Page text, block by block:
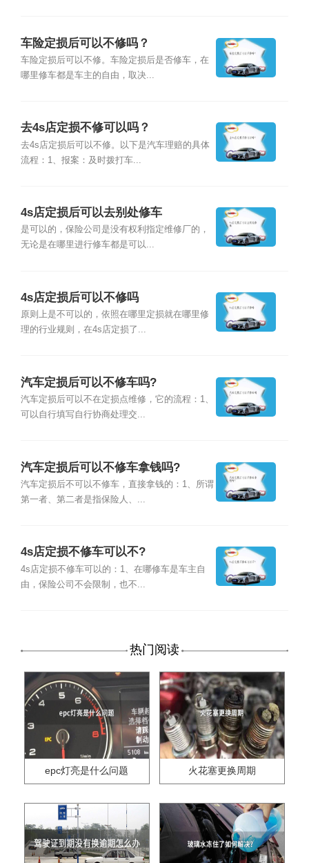
车险定损后可以不修吗？
车险定损后可以不修。车险定损后是否修车，在
哪里修车都是车主的自由，取决...
去4s店定损不修可以吗？
去4s店定损后可以不修。以下是汽车理赔的具体
流程：1、报案：及时拨打车...
4s店定损后可以去别处修车
是可以的，保险公司是没有权利指定维修厂的，
无论是在哪里进行修车都是可以...
4s店定损后可以不修吗
原则上是不可以的，依照在哪里定损就在哪里修
理的行业规则，在4s店定损了...
汽车定损后可以不修车吗?
汽车定损后可以不在定损点维修，它的流程：1、
可以自行填写自行协商处理交...
汽车定损后可以不修车拿钱吗?
汽车定损后不可以不修车，直接拿钱的：1、所谓
第一者、第二者是指保险人、...
4s店定损不修车可以不?
4s店定损不修车可以的：1、在哪修车是车主自
由，保险公司不会限制，也不...
热门阅读
epc灯亮是什么问题 火花塞更换周期